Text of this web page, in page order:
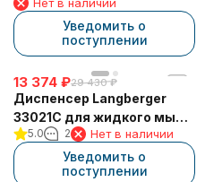
стеклянный, к стене,
квадратныйУведомить о
поступлении
13 374 ₽29 430 ₽
Диспенсер Langberger
33021С для жидкого мыла
стеклянный к стене
круглый с пластиковой
колбой
5.0 2 Нет в наличии
Уведомить о
поступлении